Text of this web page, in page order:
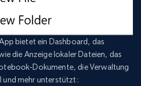
bietet ein Dashboard, das
die Anzeige lokaler Dateien, das
Dokumente, die Verwaltung
und mehr unterstützt: